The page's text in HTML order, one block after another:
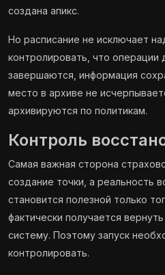
создана апикс.
Но расписание не исключает
контролировать, что операции
завершаются, информация
место в архиве не
архивируются по политикам.
Контроль
Самая важная сторона
создание точки, а реальность
становится полезной только
фактически получается
систему. Поэтому запуск
контролировать.